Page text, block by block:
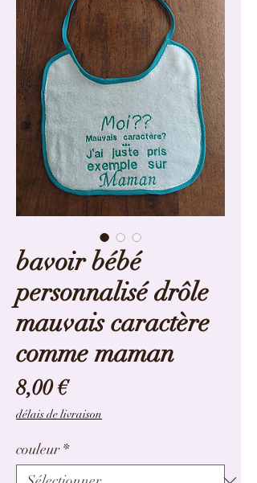
bavoir bébé
personnalisé drôle
mauvais caractère
comme maman
8,00 €Prix
délais de livraison
couleur *